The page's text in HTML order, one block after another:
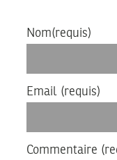
Nom(requis)
Email (requis)
Commentaire